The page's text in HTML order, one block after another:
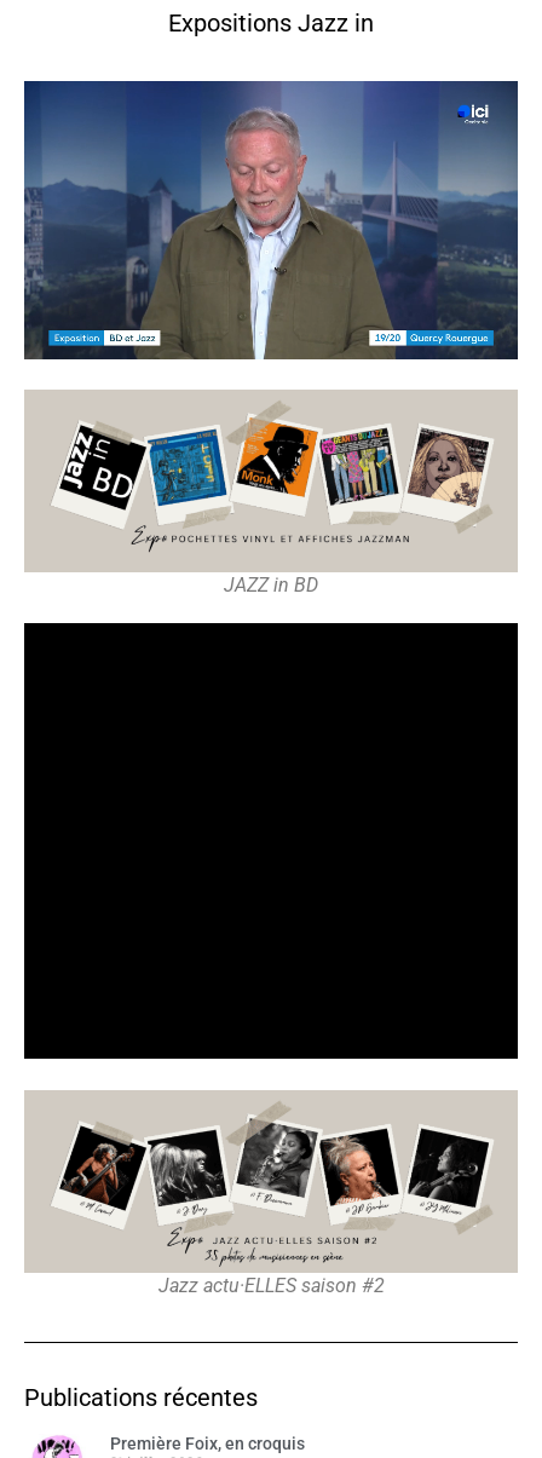
Expositions Jazz in
JAZZ in BD
Jazz actu·ELLES saison #2
Publications récentes
Première Foix, en croquis